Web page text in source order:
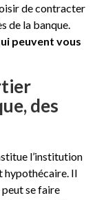
de contracter
de la banque.
peuvent vous
des
l’institution
hypothécaire. Il
peut se faire